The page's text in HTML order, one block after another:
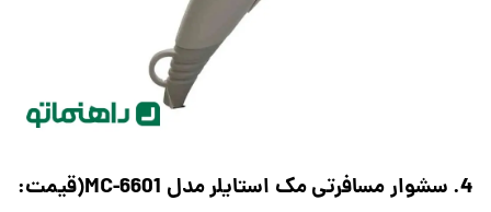
4. سشوار مسافرتی مک استایلر مدل MC-6601(قیمت: